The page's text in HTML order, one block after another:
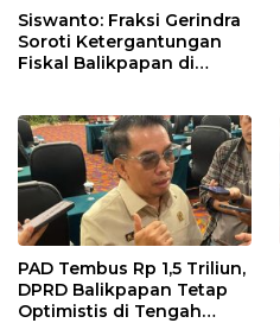
Siswanto: Fraksi Gerindra
Soroti Ketergantungan
Fiskal Balikpapan di
PAD Tembus Rp 1,5 Triliun,
DPRD Balikpapan Tetap
Optimistis di Tengah